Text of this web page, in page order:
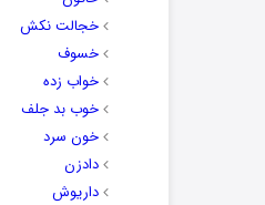
خجالت نکش
خسوف
خواب زده
خوب بد جلف
خون سرد
دادزن
داریوش